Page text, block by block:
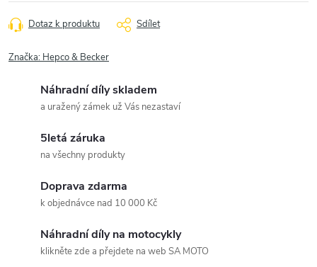
Dotaz k produktu Sdílet
Značka: Hepco & Becker
Náhradní díly skladem
a uražený zámek už Vás nezastaví
5letá záruka
na všechny produkty
Doprava zdarma
k objednávce nad 10 000 Kč
Náhradní díly na motocykly
klikněte zde a přejdete na web SA MOTO